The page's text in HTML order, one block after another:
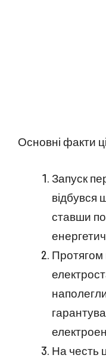
Основні факти
Запуск
відбувся
ставши
Протягом
На честь